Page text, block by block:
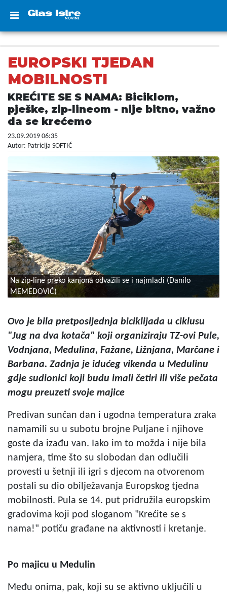
EUROPSKI TJEDAN
MOBILNOSTI
KREĆITE SE S NAMA: Biciklom,
pješke, zip-lineom - nije bitno, važno
da se krećemo
23.09.2019 06:35
Autor: Patricija SOFTIĆ
Na zip-line preko kanjona odvažili se i najmlađi (Danilo
MEMEDOVIĆ)
Ovo je bila pretposljednja biciklijada u ciklusu
"Jug na dva kotača" koji organiziraju TZ-ovi Pule,
Vodnjana, Medulina, Fažane, Ližnjana, Marčane i
Barbana. Zadnja je idućeg vikenda u Medulinu
gdje sudionici koji budu imali četiri ili više pečata
mogu preuzeti svoje majice
Predivan sunčan dan i ugodna temperatura zraka
namamili su u subotu brojne Puljane i njihove
goste da izađu van. Iako im to možda i nije bila
namjera, time što su slobodan dan odlučili
provesti u šetnji ili igri s djecom na otvorenom
postali su dio obilježavanja Europskog tjedna
mobilnosti. Pula se 14. put pridružila europskim
gradovima koji pod sloganom "Krećite se s
nama!" potiču građane na aktivnosti i kretanje.
Po majicu u Medulin
Među onima, pak, koji su se aktivno uključili u